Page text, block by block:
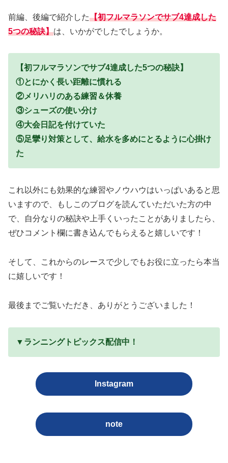
前編、後編で紹介した【初フルマラソンでサブ4達成した
5つの秘訣】は、いかがでしたでしょうか。
【初フルマラソンでサブ4達成した5つの秘訣】
①とにかく長い距離に慣れる
②メリハリのある練習＆休養
③シューズの使い分け
④大会日記を付けていた
⑤足攣り対策として、給水を多めにとるように心掛け
た
これ以外にも効果的な練習やノウハウはいっぱいあると思
いますので、もしこのブログを読んていただいた方の中
で、自分なりの秘訣や上手くいったことがありましたら、
ぜひコメント欄に書き込んでもらえると嬉しいです！
そして、これからのレースで少しでもお役に立ったら本当
に嬉しいです！
最後までご覧いただき、ありがとうございました！
▼ランニングトピックス配信中！
Instagram
note